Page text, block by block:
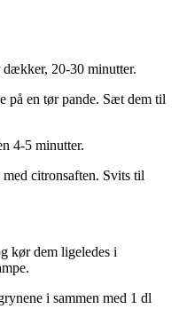
20-30 minutter.
på en tør pande. Sæt dem til
4-5 minutter.
citronsaften. Svits til
kør dem ligeledes i
i sammen med 1 dl